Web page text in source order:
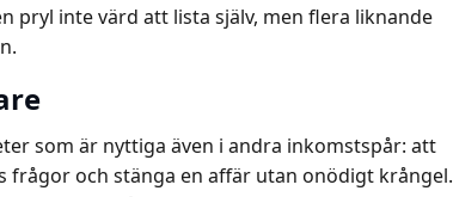
pryl inte värd att lista själv, men flera liknande
som är nyttiga även i andra inkomstspår: att
frågor och stänga en affär utan onödigt krångel.